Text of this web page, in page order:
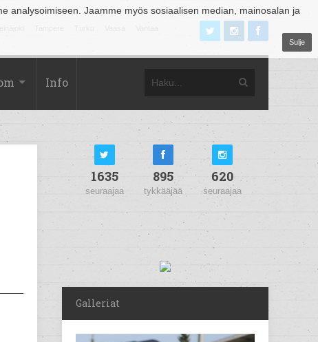
analysoimiseen. Jaamme myös sosiaalisen median, mainosalan ja
Sulje
Info
1635
seuraajaa
895
tykkääjää
620
seuraajaa
Galleriat